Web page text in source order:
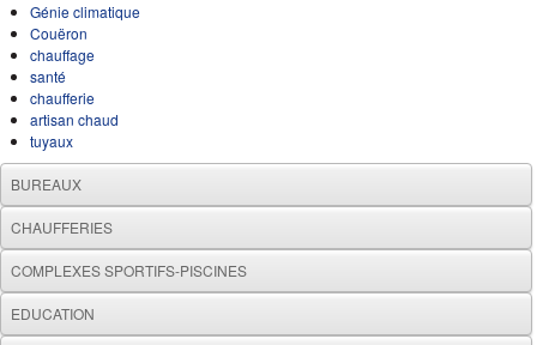
Génie climatique
Couëron
chauffage
santé
chaufferie
artisan chaud
tuyaux
BUREAUX
CHAUFFERIES
COMPLEXES SPORTIFS-PISCINES
EDUCATION